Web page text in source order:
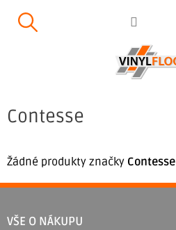
Contesse
Žádné produkty značky Contesse
áVŠE O NÁKUPU